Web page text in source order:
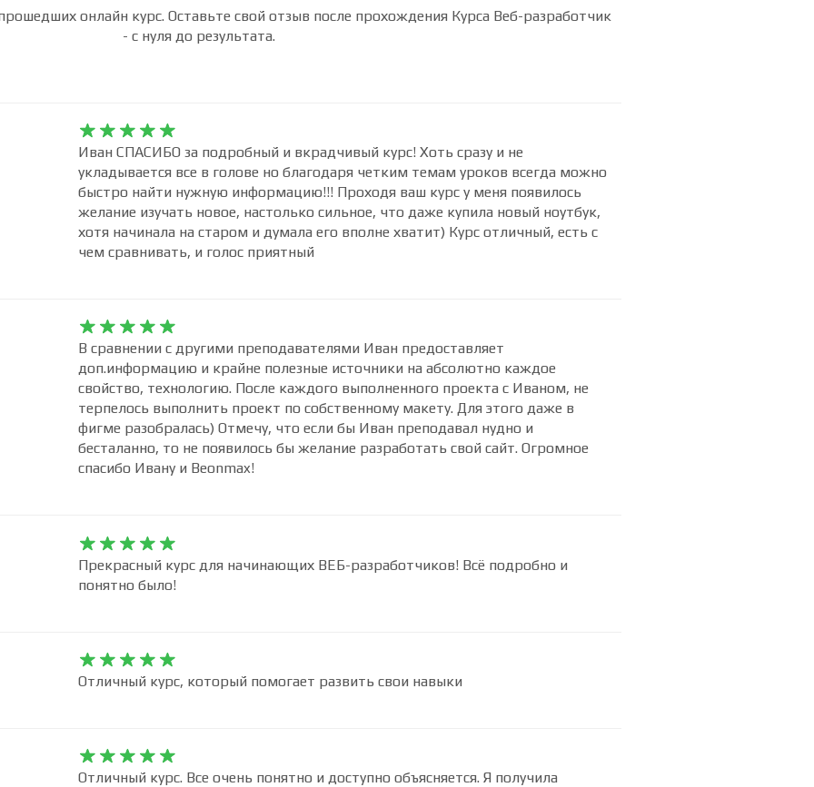
онлайн курс. Оставьте свой отзыв после прохождения Курса Веб-разработчик
- с нуля до результата.
    
    
Иван СПАСИБО за подробный и вкрадчивый курс! Хоть сразу и не
укладывается все в голове но благодаря четким темам уроков всегда можно
быстро найти нужную информацию!!! Проходя ваш курс у меня появилось
желание изучать новое, настолько сильное, что даже купила новый ноутбук,
хотя начинала на старом и думала его вполне хватит) Курс отличный, есть с
чем сравнивать, и голос приятный
    
    
В сравнении с другими преподавателями Иван предоставляет
доп.информацию и крайне полезные источники на абсолютно каждое
свойство, технологию. После каждого выполненного проекта с Иваном, не
терпелось выполнить проект по собственному макету. Для этого даже в
фигме разобралась) Отмечу, что если бы Иван преподавал нудно и
бесталанно, то не появилось бы желание разработать свой сайт. Огромное
спасибо Ивану и Beonmax!
    
    
Прекрасный курс для начинающих ВЕБ-разработчиков! Всё подробно и
понятно было!
    
    
Отличный курс, который помогает развить свои навыки
    
    
Отличный курс. Все очень понятно и доступно объясняется. Я получила